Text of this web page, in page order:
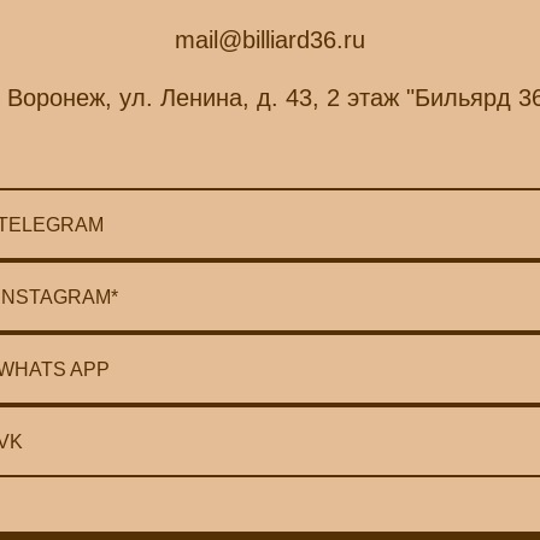
mail@billiard36.ru
Воронеж, ул. Ленина, д. 43, 2 этаж "Бильярд
APP